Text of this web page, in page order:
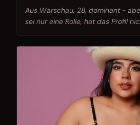
Aus Warschau, 28, dominant -
sei nur eine Rolle, hat das Profil